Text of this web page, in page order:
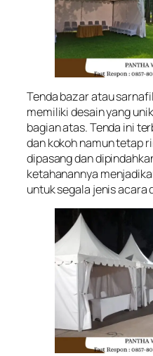
Tenda bazar atau
memiliki desain yang
bagian atas. Tenda ini
dan kokoh namun tetap
dipasang dan
ketahanannya
untuk segala jenis acara